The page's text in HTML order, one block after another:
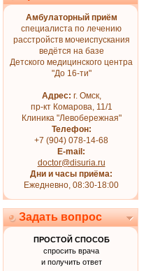
Амбулаторный приём
специалиста по лечению
расстройств мочеиспускания
ведётся на базе
Детского медицинского центра
"До 16-ти"
Адрес: г. Омск,
пр-кт Комарова, 11/1
Клиника "Левобережная"
Телефон:
+7 (904) 078-14-68
E-mail:
doctor@disuria.ru
Дни и часы приёма:
Ежедневно, 08:30-18:00
Задать вопрос
ПРОСТОЙ СПОСОБ
спросить врача
и получить ответ